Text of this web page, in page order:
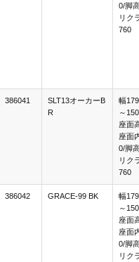
0/脚
リク
760
386041
SLT13オーカーB
R
幅
～
座面
座面
0/脚
リク
760
386042 GRACE-99 BK
幅
～
座面
座面
0/脚
リク